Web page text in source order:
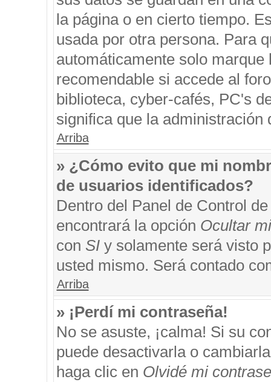
la página o en cierto tiempo.
usada por otra persona. Para
automáticamente solo
recomendable si accede al
biblioteca, cyber-cafés, PC's
significa que la administración
Arriba
» ¿Cómo evito que mi
de usuarios identificados?
Dentro del Panel de Control
encontrará la opción Ocultar
con SIy solamente será visto
usted mismo. Será contado
Arriba
» ¡Perdí mi contraseña!
No se asuste, ¡calma! Si su
puede desactivarla o
haga clic en Olvidé mi